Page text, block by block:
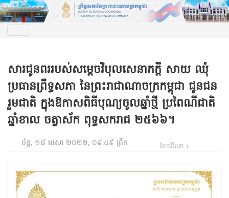
សារជូនពររបស់សម្តេចវិបុលសេនាភក្តី សាយ ឈុំ
ប្រធានព្រឹទ្ធសភា នៃព្រះរាជាណាចក្រកម្ពុជា ជូនជន
រួមជាតិ ក្នុងឱកាសពិធីបុណ្យចូលឆ្នាំថ្មី ប្រពៃណីជាតិ
ឆ្នាំខាល ចត្វាស័ក ពុទ្ធសករាជ ២៥៦៦។
ច័ន្ទ, ១៨ មេសា ២០២២, ០៩:៤៩ ព្រឹក ចែករំលែក ៖